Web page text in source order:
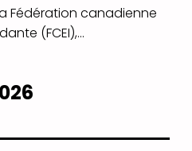
Fédération canadienne
(FCEI),...